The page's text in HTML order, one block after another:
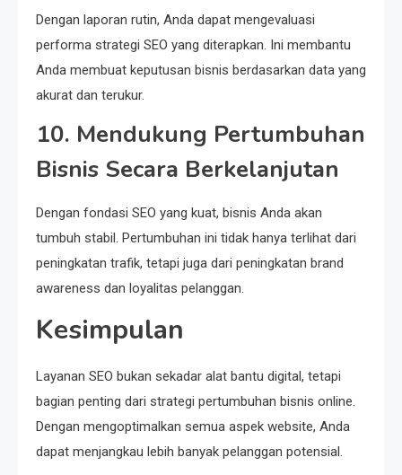
Dengan laporan rutin, Anda dapat mengevaluasi
performa strategi SEO yang diterapkan. Ini membantu
Anda membuat keputusan bisnis berdasarkan data yang
akurat dan terukur.
10. Mendukung Pertumbuhan
Bisnis Secara Berkelanjutan
Dengan fondasi SEO yang kuat, bisnis Anda akan
tumbuh stabil. Pertumbuhan ini tidak hanya terlihat dari
peningkatan trafik, tetapi juga dari peningkatan brand
awareness dan loyalitas pelanggan.
Kesimpulan
Layanan SEO bukan sekadar alat bantu digital, tetapi
bagian penting dari strategi pertumbuhan bisnis online.
Dengan mengoptimalkan semua aspek website, Anda
dapat menjangkau lebih banyak pelanggan potensial.